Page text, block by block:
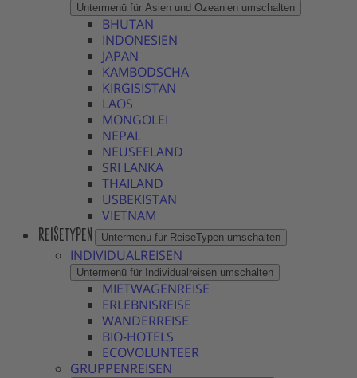
Untermenü für Asien und Ozeanien umschalten
BHUTAN
INDONESIEN
JAPAN
KAMBODSCHA
KIRGISISTAN
LAOS
MONGOLEI
NEPAL
NEUSEELAND
SRI LANKA
THAILAND
USBEKISTAN
VIETNAM
REISETYPEN Untermenü für ReiseTypen umschalten
INDIVIDUALREISEN
Untermenü für Individualreisen umschalten
MIETWAGENREISE
ERLEBNISREISE
WANDERREISE
BIO-HOTELS
ECOVOLUNTEER
GRUPPENREISEN